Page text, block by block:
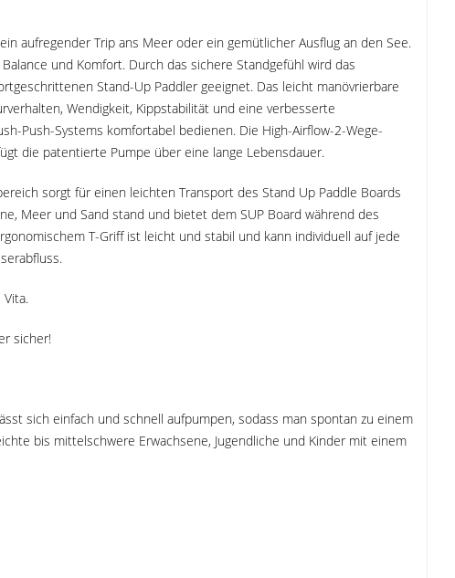
aufregender Trip ans Meer oder ein gemütlicher Ausflug an den See.
und Komfort. Durch das sichere Standgefühl wird das
Stand-Up Paddler geeignet. Das leicht manövrierbare
Wendigkeit, Kippstabilität und eine verbesserte
Push-Systems komfortabel bedienen. Die High-Airflow-2-Wege-
die patentierte Pumpe über eine lange Lebensdauer.
sorgt für einen leichten Transport des Stand Up Paddle Boards
Meer und Sand stand und bietet dem SUP Board während des
T-Griff ist leicht und stabil und kann individuell auf jede
sicher!
sich einfach und schnell aufpumpen, sodass man spontan zu einem
bis mittelschwere Erwachsene, Jugendliche und Kinder mit einem